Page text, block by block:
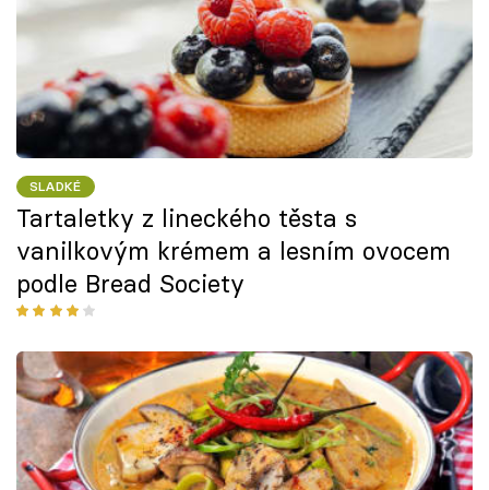
SLADKÉ
Tartaletky z lineckého těsta s
vanilkovým krémem a lesním ovocem
podle Bread Society